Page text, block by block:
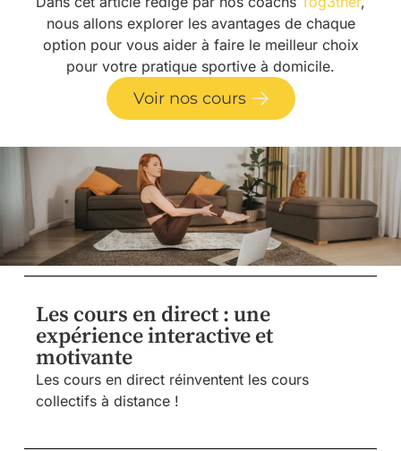
nous allons explorer les avantages de chaque
option pour vous aider à faire le meilleur choix
pour votre pratique sportive à domicile.
Voir nos cours
Les cours en direct : une
expérience interactive et
motivante
Les cours en direct réinventent les cours
collectifs à distance !